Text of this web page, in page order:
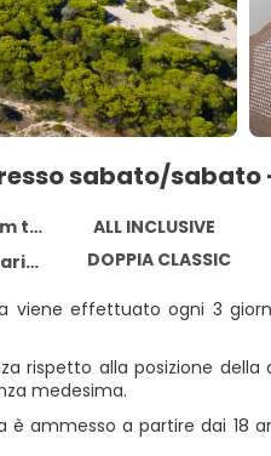
sabato/sabato
ALL INCLUSIVE
DOPPIA CLASSIC
è ammesso a partire dai
rispetto alla posizione
medesima.
viene effettuato ogni 3